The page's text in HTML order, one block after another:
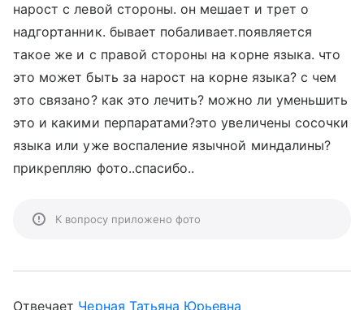
нарост с левой стороны. он мешает и трет о
надгортанник. бывает побаливает.появляется
такое же и с правой стороны на корне языка. что
это может быть за нарост на корне языка? с чем
это связано? как это лечить? можно ли уменьшить
это и какими перпаратами?это увеличены сосочки
языка или уже воспаление язычной миндалины?
прикрепляю фото..спасибо..
К вопросу приложено фото
Отвечает Черная Татьяна Юрьевна